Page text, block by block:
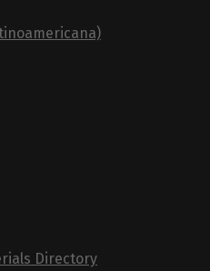
Directory